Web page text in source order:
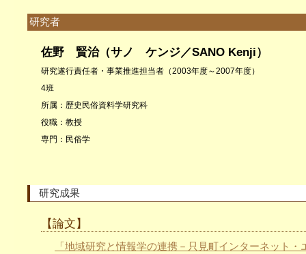
研究者
佐野 賢治（サノ ケンジ／SANO Kenji）
研究遂行責任者・事業推進担当者（2003年度～2007年度）
4班
所属：歴史民俗資料学研究科
役職：教授
専門：民俗学
研究成果
【論文】
「地域研究と情報学の連携－只見町インターネット・